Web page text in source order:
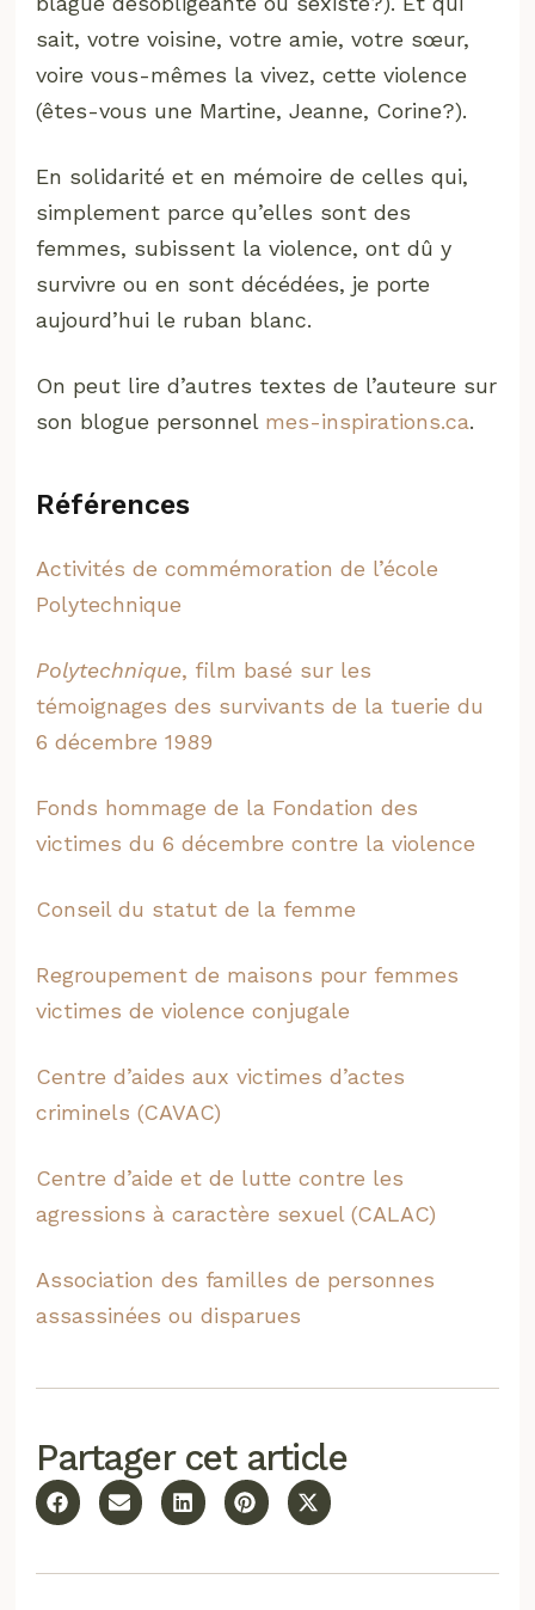
sait, votre voisine, votre amie, votre sœur,
voire vous-mêmes la vivez, cette violence
(êtes-vous une Martine, Jeanne, Corine?).
En solidarité et en mémoire de celles qui,
simplement parce qu’elles sont des
femmes, subissent la violence, ont dû y
survivre ou en sont décédées, je porte
aujourd’hui le ruban blanc.
On peut lire d’autres textes de l’auteure sur
son blogue personnel mes-inspirations.ca.
Références
Activités de commémoration de l’école
Polytechnique
Polytechnique, film basé sur les
témoignages des survivants de la tuerie du
6 décembre 1989
Fonds hommage de la Fondation des
victimes du 6 décembre contre la violence
Conseil du statut de la femme
Regroupement de maisons pour femmes
victimes de violence conjugale
Centre d’aides aux victimes d’actes
criminels (CAVAC)
Centre d’aide et de lutte contre les
agressions à caractère sexuel (CALAC)
Association des familles de personnes
assassinées ou disparues
Partager cet article